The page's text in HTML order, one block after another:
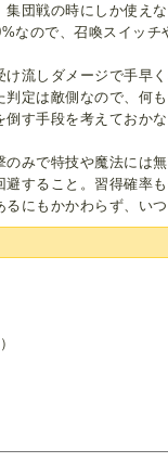
集団戦の時にしか使え
なので、召喚スイッ
流しダメージで手早
定は敵側なので、何
す手段を考えておかな
のみで特技や魔法には
すること。習得確率
にもかかわらず、い